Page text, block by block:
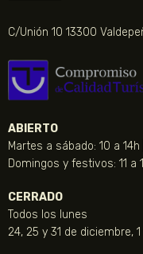
C/Unión 10 13300
ABIERTO
Martes a sábado: 10 a 14h
Domingos y festivos: 11 a
CERRADO
Todos los lunes
24, 25 y 31 de diciembre,